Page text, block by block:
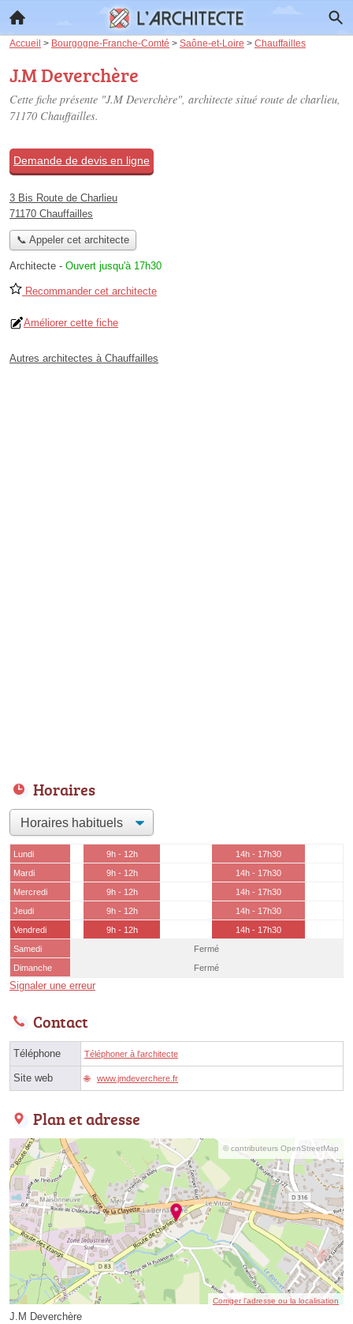
Accueil > Bourgogne-Franche-Comté > Saône-et-Loire > Chauffailles
J.M Deverchère
Cette fiche présente "J.M Deverchère", architecte situé route de charlieu,
71170 Chauffailles.
Demande de devis en ligne
3 Bis Route de Charlieu
71170 Chauffailles
📞 Appeler cet architecte
Architecte - Ouvert jusqu'à 17h30
Recommander cet architecte
Améliorer cette fiche
Autres architectes à Chauffailles
Horaires
Lundi 9h - 12h
14h - 17h30
Mardi
9h - 12h
14h - 17h30
Mercredi
9h - 12h
14h - 17h30
Jeudi
9h - 12h
14h - 17h30
Vendredi
9h - 12h
14h - 17h30
Samedi
Fermé
Dimanche
Fermé
Signaler une erreur
Contact
Téléphone Téléphoner à l'architecte
Site web www.jmdeverchere.fr
Plan et adresse
© contributeurs OpenStreetMap
Corriger l’adresse ou la localisation
J.M Deverchère